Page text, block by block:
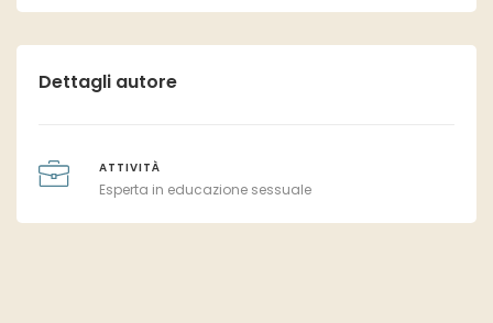
Dettagli autore
ATTIVITÀ
Esperta in educazione sessuale